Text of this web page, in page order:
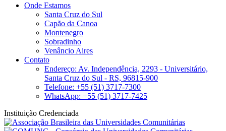
Onde Estamos
Santa Cruz do Sul
Capão da Canoa
Montenegro
Sobradinho
Venâncio Aires
Contato
Endereço: Av. Independência, 2293 - Universitário,
Santa Cruz do Sul - RS, 96815-900
Telefone: +55 (51) 3717-7300
WhatsApp: +55 (51) 3717-7425
Instituição Credenciada